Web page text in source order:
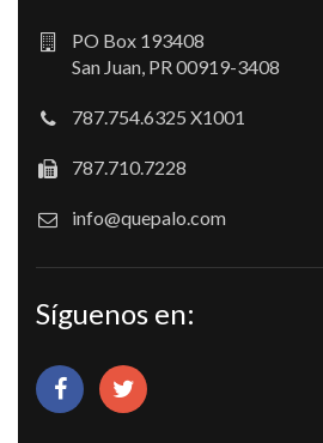
PO Box 193408
San Juan, PR 00919-3408
787.754.6325 X1001
787.710.7228
info@quepalo.com
Síguenos en: